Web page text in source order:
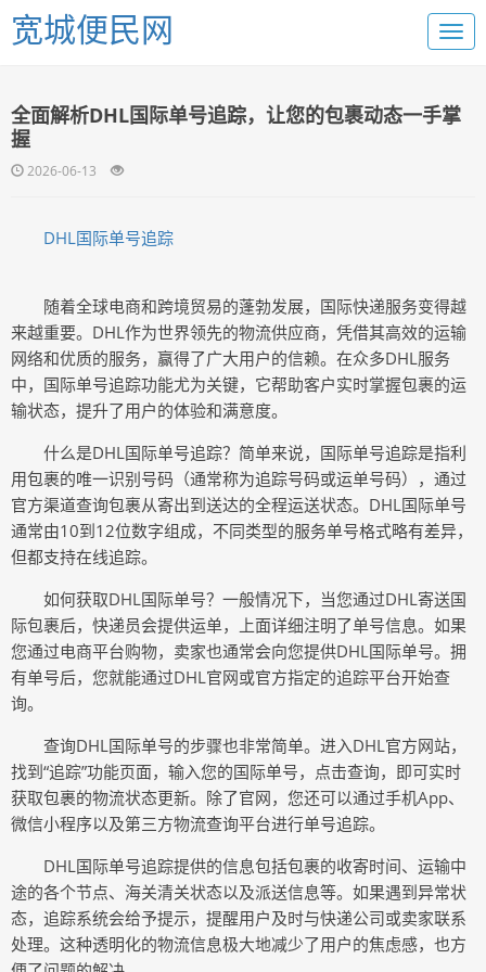
宽城便民网
全面解析DHL国际单号追踪，让您的包裹动态一手掌
握
2026-06-13
DHL国际单号追踪
随着全球电商和跨境贸易的蓬勃发展，国际快递服务变得越
来越重要。DHL作为世界领先的物流供应商，凭借其高效的运输
网络和优质的服务，赢得了广大用户的信赖。在众多DHL服务
中，国际单号追踪功能尤为关键，它帮助客户实时掌握包裹的运
输状态，提升了用户的体验和满意度。
什么是DHL国际单号追踪？简单来说，国际单号追踪是指利
用包裹的唯一识别号码（通常称为追踪号码或运单号码），通过
官方渠道查询包裹从寄出到送达的全程运送状态。DHL国际单号
通常由10到12位数字组成，不同类型的服务单号格式略有差异，
但都支持在线追踪。
如何获取DHL国际单号？一般情况下，当您通过DHL寄送国
际包裹后，快递员会提供运单，上面详细注明了单号信息。如果
您通过电商平台购物，卖家也通常会向您提供DHL国际单号。拥
有单号后，您就能通过DHL官网或官方指定的追踪平台开始查
询。
查询DHL国际单号的步骤也非常简单。进入DHL官方网站，
找到“追踪”功能页面，输入您的国际单号，点击查询，即可实时
获取包裹的物流状态更新。除了官网，您还可以通过手机App、
微信小程序以及第三方物流查询平台进行单号追踪。
DHL国际单号追踪提供的信息包括包裹的收寄时间、运输中
途的各个节点、海关清关状态以及派送信息等。如果遇到异常状
态，追踪系统会给予提示，提醒用户及时与快递公司或卖家联系
处理。这种透明化的物流信息极大地减少了用户的焦虑感，也方